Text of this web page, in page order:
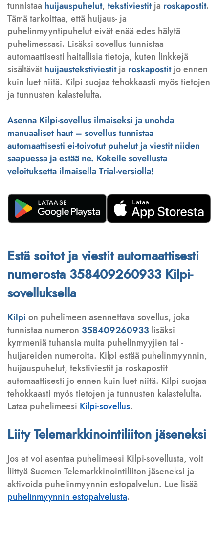
tunnistaa huijauspuhelut, tekstiviestitja roskapostit.
Tämä tarkoittaa, että huijaus- ja
puhelinmyyntipuhelut eivät enää edes hälytä
puhelimessasi. Lisäksi sovellus tunnistaa
automaattisesti haitallisia tietoja, kuten linkkejä
sisältävät huijaustekstiviestitja roskapostitjo ennen
kuin luet niitä. Kilpi suojaa tehokkaasti myös tietojen
ja tunnusten kalastelulta.
Asenna Kilpi-sovellus ilmaiseksi ja unohda
manuaaliset haut – sovellus tunnistaa
automaattisesti ei-toivotut puhelut ja viestit niiden
saapuessa ja estää ne. Kokeile sovellusta
veloituksetta ilmaisella Trial-versiolla!
Estä soitot ja viestit automaattisesti
numerosta 358409260933 Kilpi-
sovelluksella
Kilpi on puhelimeen asennettava sovellus, joka
tunnistaa numeron 358409260933 lisäksi
kymmeniä tuhansia muita puhelinmyyjien tai -
huijareiden numeroita. Kilpi estää puhelinmyynnin,
huijauspuhelut, tekstiviestit ja roskapostit
automaattisesti jo ennen kuin luet niitä. Kilpi suojaa
tehokkaasti myös tietojen ja tunnusten kalastelulta.
Lataa puhelimeesi Kilpi-sovellus.
Liity Telemarkkinointiliiton jäseneksi
Jos et voi asentaa puhelimeesi Kilpi-sovellusta, voit
liittyä Suomen Telemarkkinointiliiton jäseneksi ja
aktivoida puhelinmyynnin estopalvelun. Lue lisää
puhelinmyynnin estopalvelusta.